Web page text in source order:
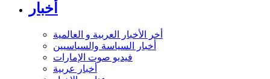
أخبار
أخر الأخبار العربية و العالمية
أخبار السياسة والسياسيين
فيديو صوت الإمارات
أخبار عربية